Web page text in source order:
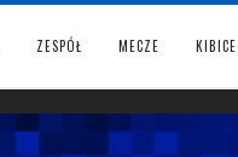
ZESPÓŁ MECZE KIBICE